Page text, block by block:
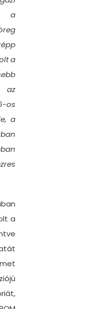
a
a
az
os
a
a